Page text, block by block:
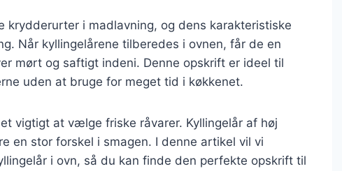
krydderurter i madlavning, og dens karakteristiske
Når kyllingelårene tilberedes i ovnen, får de en
mørt og saftigt indeni. Denne opskrift er ideel til
uden at bruge for meget tid i køkkenet.
vigtigt at vælge friske råvarer. Kyllingelår af høj
en stor forskel i smagen. I denne artikel vil vi
i ovn, så du kan finde den perfekte opskrift til